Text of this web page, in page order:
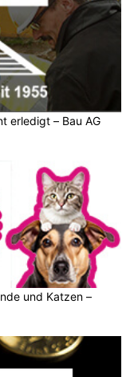
erledigt – Bau AG
und Katzen –